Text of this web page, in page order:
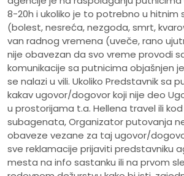
8-20h i ukoliko je to potrebno u hitnim
(bolest, nesreća, nezgoda, smrt,
van radnog vremena (uveče, rano
nije obavezan da svo vreme provodi
komunikacije sa putnicima objašnjen je
se nalazi u vili. Ukoliko Predstavnik sa
kakav ugovor/dogovor koji nije deo
u prostorijama t.a. Hellena travel ili
subagenata, Organizator putovanja
obaveze vezane za taj ugovor/
sve reklamacije prijaviti predstavniku
mesta na info sastanku ili na prvom